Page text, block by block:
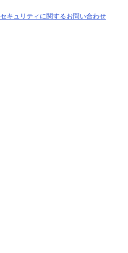
セキュリティに関するお問い合わせ